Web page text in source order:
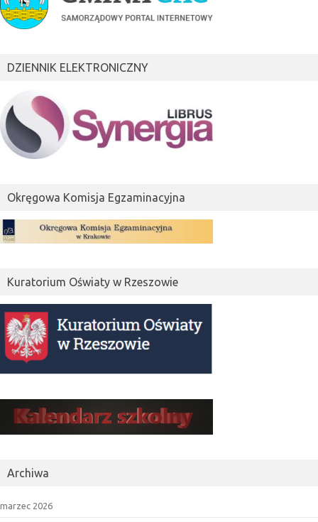
DZIENNIK ELEKTRONICZNY
Okręgowa Komisja Egzaminacyjna
Kuratorium Oświaty w Rzeszowie
Archiwa
marzec 2026